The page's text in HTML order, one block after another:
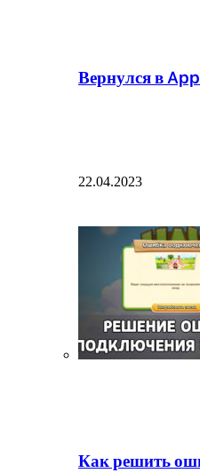
Вернулся в
22.04.2023
Как решить